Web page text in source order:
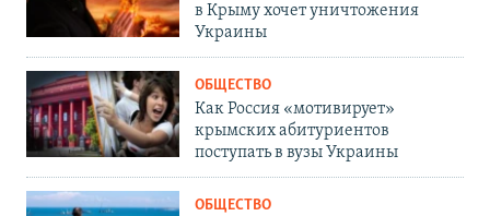
в Крыму хочет уничтожения
Украины
ОБЩЕСТВО
Как Россия «мотивирует»
крымских абитуриентов
поступать в вузы Украины
ОБЩЕСТВО